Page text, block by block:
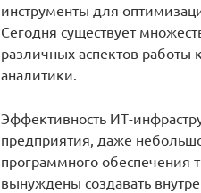
инструменты для
Сегодня существует
различных аспектов работы
аналитики.
Эффективность ИТ-
предприятия, даже
программного обеспечения
вынуждены создавать